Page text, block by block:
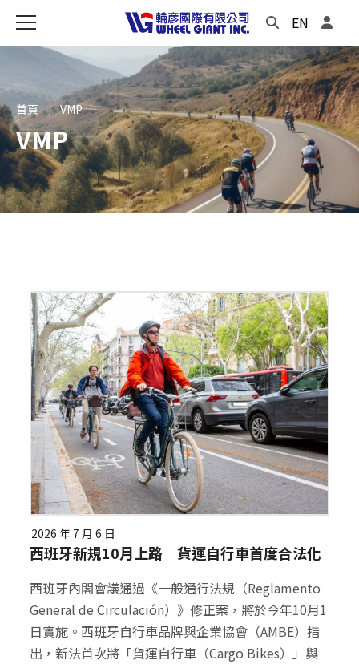
EN
首頁 VMP
VMP
2026 年 7 月 6 日
西班牙新規10月上路 貨運自行車首度合法化
西班牙內閣會議通過《一般通行法規（Reglamento
General de Circulación）》修正案，將於今年10月1
日實施。西班牙自行車品牌與企業協會（AMBE）指
出，新法首次將「貨運自行車（Cargo Bikes）」與